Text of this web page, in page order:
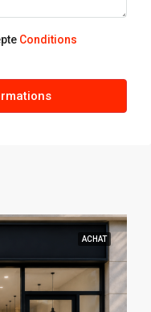
Conditions
ACHAT